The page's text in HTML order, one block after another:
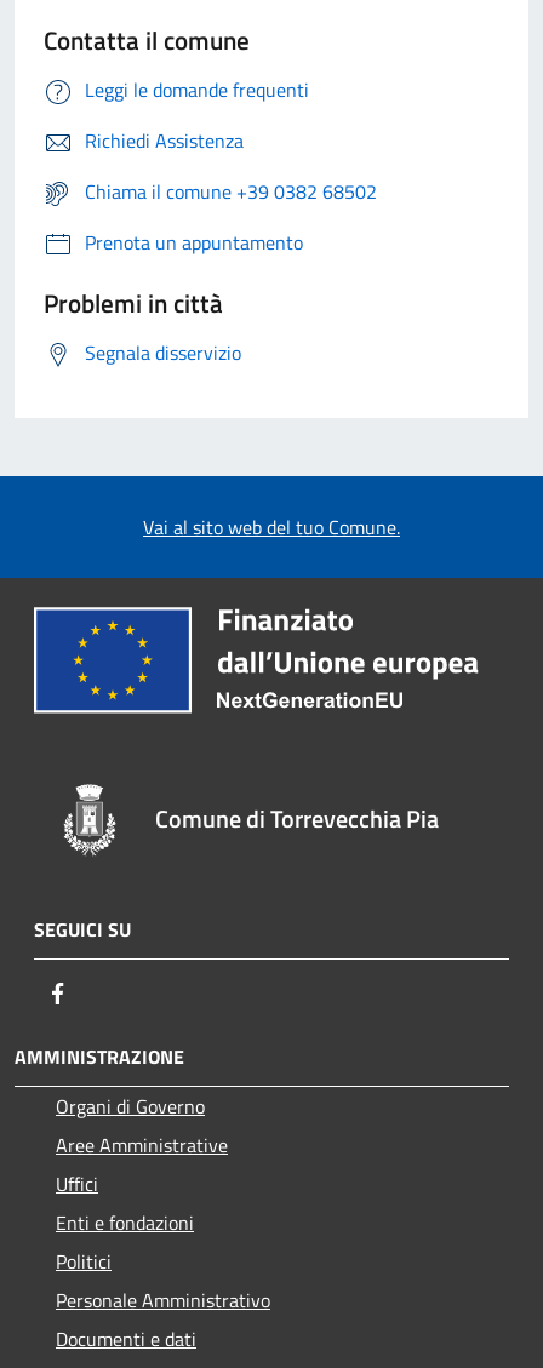
Contatta il comune
Leggi le domande frequenti
Richiedi Assistenza
Chiama il comune +39 0382 68502
Prenota un appuntamento
Problemi in città
Segnala disservizio
Vai al sito web del tuo Comune.
Comune di Torrevecchia Pia
SEGUICI SU
AMMINISTRAZIONE
Organi di Governo
Aree Amministrative
Uffici
Enti e fondazioni
Politici
Personale Amministrativo
Documenti e dati